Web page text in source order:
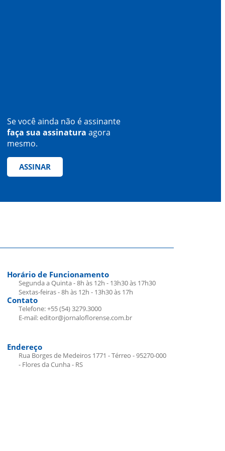
Se você ainda não é assinante
faça sua assinatura agora
mesmo.
ASSINAR
Horário de Funcionamento
Segunda a Quinta - 8h às 12h - 13h30 às 17h30
Sextas-feiras - 8h às 12h - 13h30 às 17h
Contato
Telefone: +55 (54) 3279.3000
E-mail: editor@jornaloflorense.com.br
Endereço
Rua Borges de Medeiros 1771 - Térreo - 95270-000
- Flores da Cunha - RS